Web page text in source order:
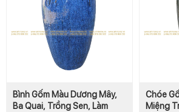
Bình Gốm Màu Dương Mây,
Ba Quai, Trồng Sen, Làm
Chóe
Miệng